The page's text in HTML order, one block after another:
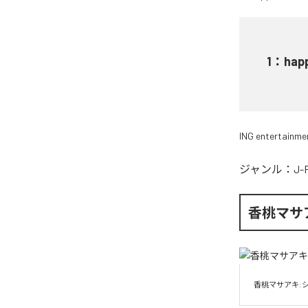
1 ：
ING
ジャンル： J-
香桃マサ
香桃マサアキ: